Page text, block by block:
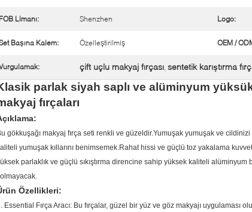
FOB Limanı: Shenzhen Logo:
Başına Kalem: Özelleştirilmiş OEM /
çift ​​uçlu makyaj fırçası, sentetik karıştırma
parlak siyah saplı ve alüminyum
fırçaları
gökkuşağı makyaj fırça seti renkli ve güzeldir.Yumuşak yumuşak ve
yumuşak kıllarını benimsemek.Rahat hissi ve güçlü toz yakalama
parlaklık ve güçlü sıkıştırma direncine sahip yüksek kaliteli alüminyum
Özellikleri:
Essential Fırça Aracı: Bu fırçalar, güzel bir yüz ve göz makyajı uygulaması